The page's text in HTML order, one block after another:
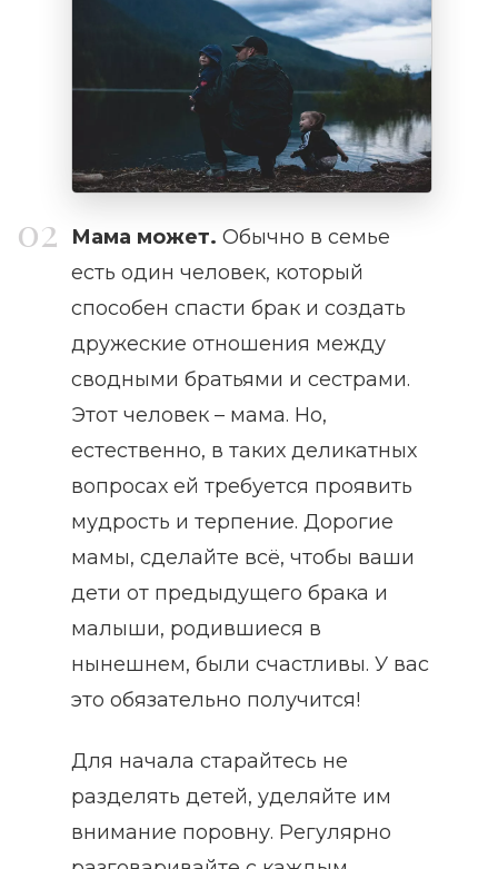
Мама может. Обычно в семье
есть один человек, который
способен спасти брак и создать
дружеские отношения между
сводными братьями и сестрами.
Этот человек – мама. Но,
естественно, в таких деликатных
вопросах ей требуется проявить
мудрость и терпение. Дорогие
мамы, сделайте всё, чтобы ваши
дети от предыдущего брака и
малыши, родившиеся в
нынешнем, были счастливы. У вас
это обязательно получится!
Для начала старайтесь не
разделять детей, уделяйте им
внимание поровну. Регулярно